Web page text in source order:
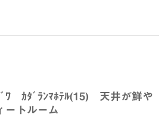
ﾞﾜ ｶﾀﾞﾗﾝﾏﾎﾃﾙ(15) 天井が鮮や
ートルーム